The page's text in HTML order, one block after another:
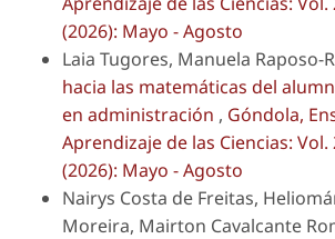
(2026): Mayo - Agosto
Laia Tugores, Manuela Raposo-
hacia las matemáticas del
en administración , Góndola,
Aprendizaje de las Ciencias: Vol.
(2026): Mayo - Agosto
Nairys Costa de Freitas,
Moreira, Mairton Cavalcante